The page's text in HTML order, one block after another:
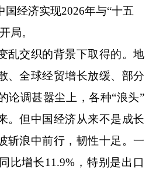
经济实现2026年与“十五
局。
交织的背景下取得的。地
、全球经贸增长放缓、部分
论调甚嚣尘上，各种“浪头”
。但中国经济从来不是成长
斩浪中前行，韧性十足。一
比增长11.9%，特别是出口